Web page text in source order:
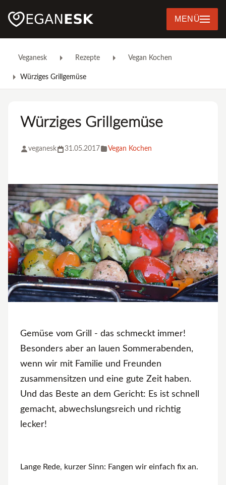
MENÜ
Veganesk Rezepte Vegan Kochen
Würziges Grillgemüse
Würziges Grillgemüse
veganesk 31.05.2017 Vegan Kochen
Gemüse vom Grill - das schmeckt immer!
Besonders aber an lauen Sommerabenden,
wenn wir mit Familie und Freunden
zusammensitzen und eine gute Zeit haben.
Und das Beste an dem Gericht: Es ist schnell
gemacht, abwechslungsreich und richtig
lecker!
Lange Rede, kurzer Sinn: Fangen wir einfach fix an.